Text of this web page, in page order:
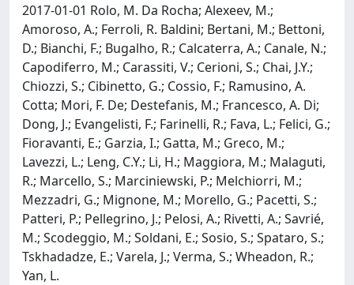
2017-01-01 Rolo, M. Da Rocha; Alexeev, M.;
Amoroso, A.; Ferroli, R. Baldini; Bertani, M.; Bettoni,
D.; Bianchi, F.; Bugalho, R.; Calcaterra, A.; Canale, N.;
Capodiferro, M.; Carassiti, V.; Cerioni, S.; Chai, J.Y.;
Chiozzi, S.; Cibinetto, G.; Cossio, F.; Ramusino, A.
Cotta; Mori, F. De; Destefanis, M.; Francesco, A. Di;
Dong, J.; Evangelisti, F.; Farinelli, R.; Fava, L.; Felici, G.;
Fioravanti, E.; Garzia, I.; Gatta, M.; Greco, M.;
Lavezzi, L.; Leng, C.Y.; Li, H.; Maggiora, M.; Malaguti,
R.; Marcello, S.; Marciniewski, P.; Melchiorri, M.;
Mezzadri, G.; Mignone, M.; Morello, G.; Pacetti, S.;
Patteri, P.; Pellegrino, J.; Pelosi, A.; Rivetti, A.; Savrié,
M.; Scodeggio, M.; Soldani, E.; Sosio, S.; Spataro, S.;
Tskhadadze, E.; Varela, J.; Verma, S.; Wheadon, R.;
Yan, L.